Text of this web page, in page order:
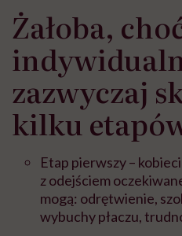
Żałoba,
zazwyczaj
kilku
Etap pierwszy –
z odejściem
mogą: odrętwienie,
wybuchy płaczu,